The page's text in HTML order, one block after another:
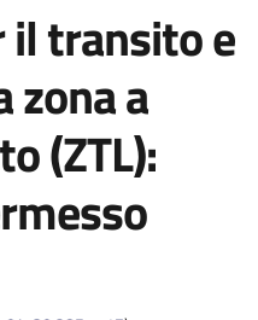
il transito e
zona a
(ZTL):